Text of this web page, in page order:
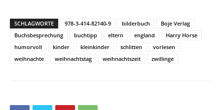
SCHLAGWORTE 978-3-414-82140-9 bilderbuch
Boje Verlag
Buchsbesprechung
buchtipp eltern england
Harry Horse
humorvoll
kinder kleinkinder schlitten
vorlesen
weihnachte
weihnachtstag weihnachtszeit zwillinge